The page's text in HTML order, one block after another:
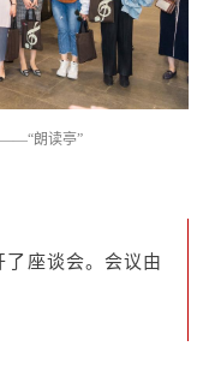
——“朗读亭”
了座谈会。会议由